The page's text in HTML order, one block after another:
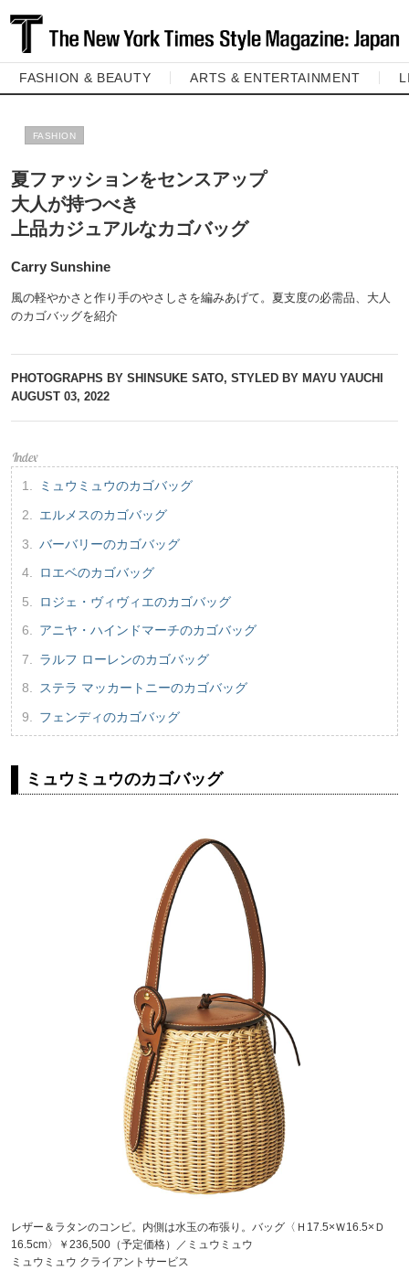
FASHION & BEAUTY ARTS & ENTERTAINMENT
FASHION
夏ファッションをセンスアップ
大人が持つべき
上品カジュアルなカゴバッグ
Carry Sunshine
風の軽やかさと作り手のやさしさを編みあげて。夏支度の必需品、大人
のカゴバッグを紹介
PHOTOGRAPHS BY SHINSUKE SATO, STYLED BY MAYU YAUCHI
AUGUST 03, 2022
ミュウミュウのカゴバッグ
エルメスのカゴバッグ
バーバリーのカゴバッグ
ロエベのカゴバッグ
ロジェ・ヴィヴィエのカゴバッグ
アニヤ・ハインドマーチのカゴバッグ
ラルフ ローレンのカゴバッグ
ステラ マッカートニーのカゴバッグ
フェンディのカゴバッグ
ミュウミュウのカゴバッグ
レザー＆ラタンのコンビ。内側は水玉の布張り。バッグ〈Ｈ17.5×Ｗ16.5×Ｄ
16.5cm〉￥236,500（予定価格）／ミュウミュウ
ミュウミュウ クライアントサービス